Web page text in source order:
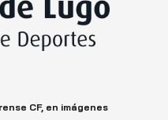
CF, en imágenes